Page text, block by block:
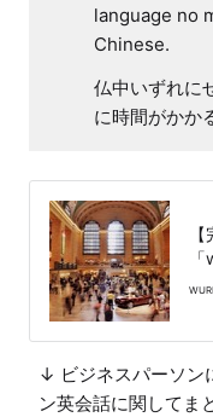
language no
Chinese.
仏中いずれに
に時間がかか
↓ ビジネスパーソン
ン英会話に関してま